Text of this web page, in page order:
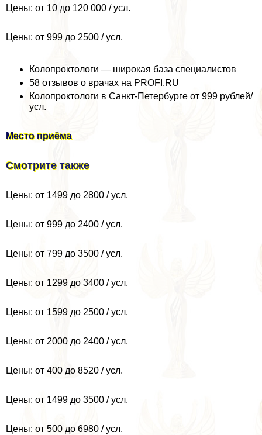
Цены: от 10 до 120 000 / усл.
Цены: от 999 до 2500 / усл.
Колопроктологи — широкая база специалистов
58 отзывов о врачах на PROFI.RU
Колопроктологи в Санкт-Петербурге от 999 рублей/
усл.
Место приёма
Смотрите также
Цены: от 1499 до 2800 / усл.
Цены: от 999 до 2400 / усл.
Цены: от 799 до 3500 / усл.
Цены: от 1299 до 3400 / усл.
Цены: от 1599 до 2500 / усл.
Цены: от 2000 до 2400 / усл.
Цены: от 400 до 8520 / усл.
Цены: от 1499 до 3500 / усл.
Цены: от 500 до 6980 / усл.